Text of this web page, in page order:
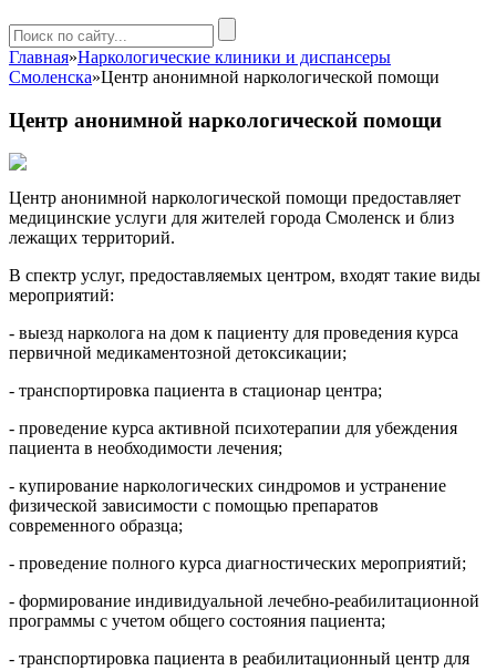
Главная»Наркологические клиники и диспансеры
Смоленска»Центр анонимной наркологической помощи
Центр анонимной наркологической помощи
Центр анонимной наркологической помощи предоставляет
медицинские услуги для жителей города Смоленск и близ
лежащих территорий.
В спектр услуг, предоставляемых центром, входят такие виды
мероприятий:
- выезд нарколога на дом к пациенту для проведения курса
первичной медикаментозной детоксикации;
- транспортировка пациента в стационар центра;
- проведение курса активной психотерапии для убеждения
пациента в необходимости лечения;
- купирование наркологических синдромов и устранение
физической зависимости с помощью препаратов
современного образца;
- проведение полного курса диагностических мероприятий;
- формирование индивидуальной лечебно-реабилитационной
программы с учетом общего состояния пациента;
- транспортировка пациента в реабилитационный центр для